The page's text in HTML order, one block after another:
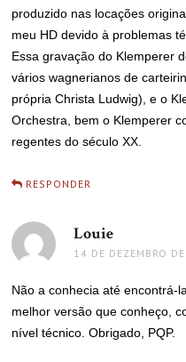
produzido nas locações
meu HD devido à problemas
Essa gravação do Klemperer
vários wagnerianos de
própria Christa Ludwig), e o
Orchestra, bem o Klemperer
regentes do século XX.
RESPONDER
Louie
14 DE DEZEMBRO
Não a conhecia até encontrá-
melhor versão que conheço,
nível técnico. Obrigado, PQP.